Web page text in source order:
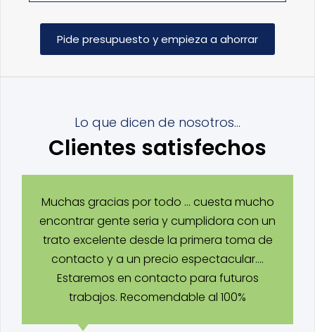
Pide presupuesto y empieza a ahorrar
Lo que dicen de nosotros…
Clientes satisfechos
Muchas gracias por todo … cuesta mucho
encontrar gente seria y cumplidora con un
trato excelente desde la primera toma de
contacto y a un precio espectacular….
Estaremos en contacto para futuros
trabajos. Recomendable al 100%